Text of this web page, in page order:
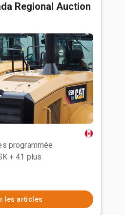
Regional Auction
programmée
+ 41 plus
les articles